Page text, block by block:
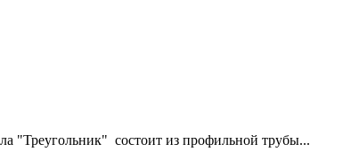
"Треугольник" состоит из профильной трубы...